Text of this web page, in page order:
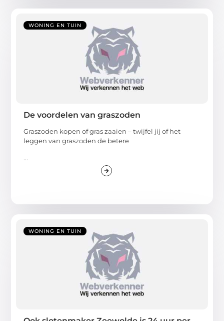
WONING EN TUIN
De voordelen van graszoden
Graszoden kopen of gras zaaien – twijfel jij of het
leggen van graszoden de betere
...
WONING EN TUIN